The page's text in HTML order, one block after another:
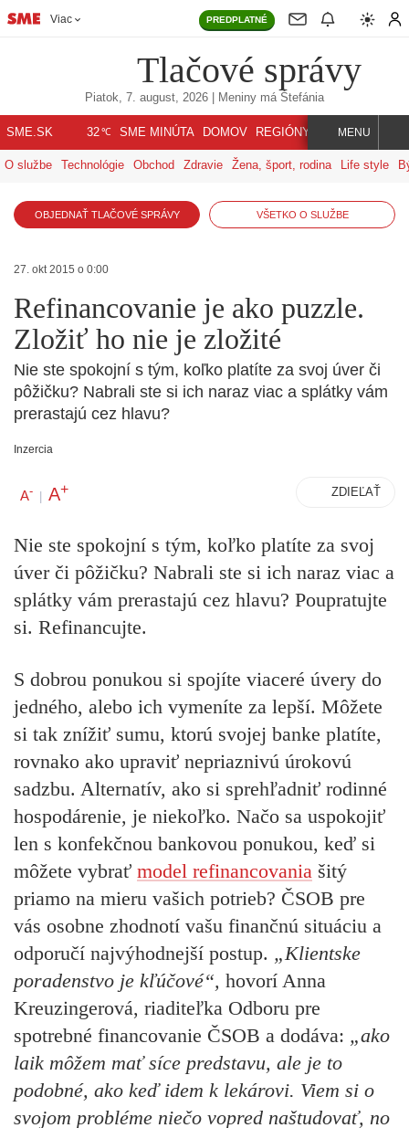
Viac PREDPLATNÉ
Tlačové správy
Piatok, 7. august, 2026 | Meniny má Štefánia
SME.SK 32℃ SME MINÚTA DOMOV REGIÓNY INDEX SVET
MENU
O službe Technológie Obchod Zdravie Žena, šport, rodina Life style
OBJEDNAŤ TLAČOVÉ SPRÁVY VŠETKO O SLUŽBE
27. okt 2015 o 0:00
Refinancovanie je ako puzzle.
Zložiť ho nie je zložité
Nie ste spokojní s tým, koľko platíte za svoj úver či
pôžičku? Nabrali ste si ich naraz viac a splátky vám
prerastajú cez hlavu?
Inzercia
A- | A+ ZDIEĽAŤ
Nie ste spokojní s tým, koľko platíte za svoj
úver či pôžičku? Nabrali ste si ich naraz viac a
splátky vám prerastajú cez hlavu? Poupratujte
si. Refinancujte.
S dobrou ponukou si spojíte viaceré úvery do
jedného, alebo ich vymeníte za lepší. Môžete
si tak znížiť sumu, ktorú svojej banke platíte,
rovnako ako upraviť nepriaznivú úrokovú
sadzbu. Alternatív, ako si sprehľadniť rodinné
hospodárenie, je niekoľko. Načo sa uspokojiť
len s konfekčnou bankovou ponukou, keď si
môžete vybrať model refinancovania šitý
priamo na mieru vašich potrieb? ČSOB pre
vás osobne zhodnotí vašu finančnú situáciu a
odporučí najvýhodnejší postup. „Klientske
poradenstvo je kľúčové“, hovorí Anna
Kreuzingerová, riaditeľka Odboru pre
spotrebné financovanie ČSOB a dodáva: „ako
laik môžem mať síce predstavu, ale je to
podobné, ako keď idem k lekárovi. Viem si o
svojom probléme niečo vopred naštudovať, no